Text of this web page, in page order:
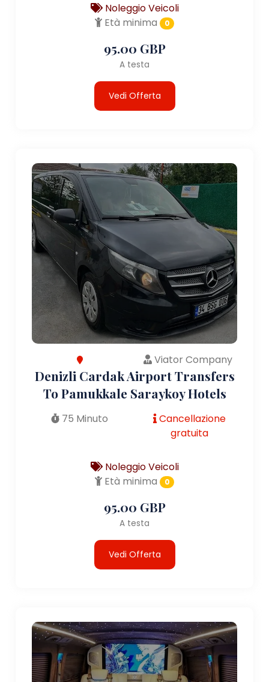
Noleggio Veicoli
Età minima
0
95.00 GBP
A testa
Vedi Offerta
Viator Company
Denizli Cardak Airport Transfers
To Pamukkale Saraykoy Hotels
75 Minuto
Cancellazione
gratuita
Noleggio Veicoli
Età minima
0
95.00 GBP
A testa
Vedi Offerta